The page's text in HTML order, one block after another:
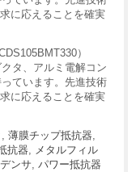
に応えることを確実
）
タ、アルミ電解コン
ています。先進技術
に応えることを確実
, 薄膜チップ抵抗器,
抗器, メタルフィル
ンサ, パワー抵抗器